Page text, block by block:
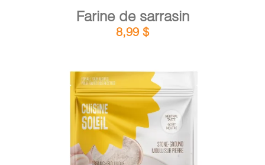
Farine de sarrasin
8,99 $